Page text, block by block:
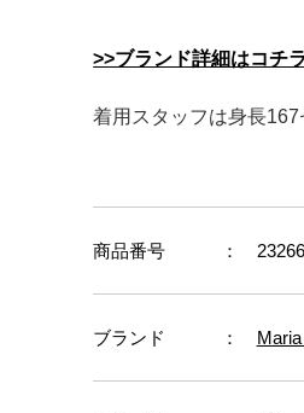
>>ブランド詳細はコチ
着用スタッフは身長167
商品番号 ：
ブランド ：